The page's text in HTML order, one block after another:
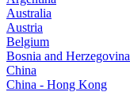
Australia
Austria
Belgium
Bosnia and Herzegovina
China
China - Hong Kong